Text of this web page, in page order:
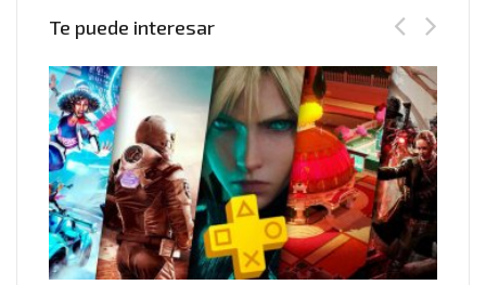
Te puede interesar